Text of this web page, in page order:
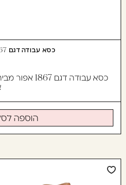
כסא עבודה דגם 1867 אפור NG-DUPLICATE
הוספה